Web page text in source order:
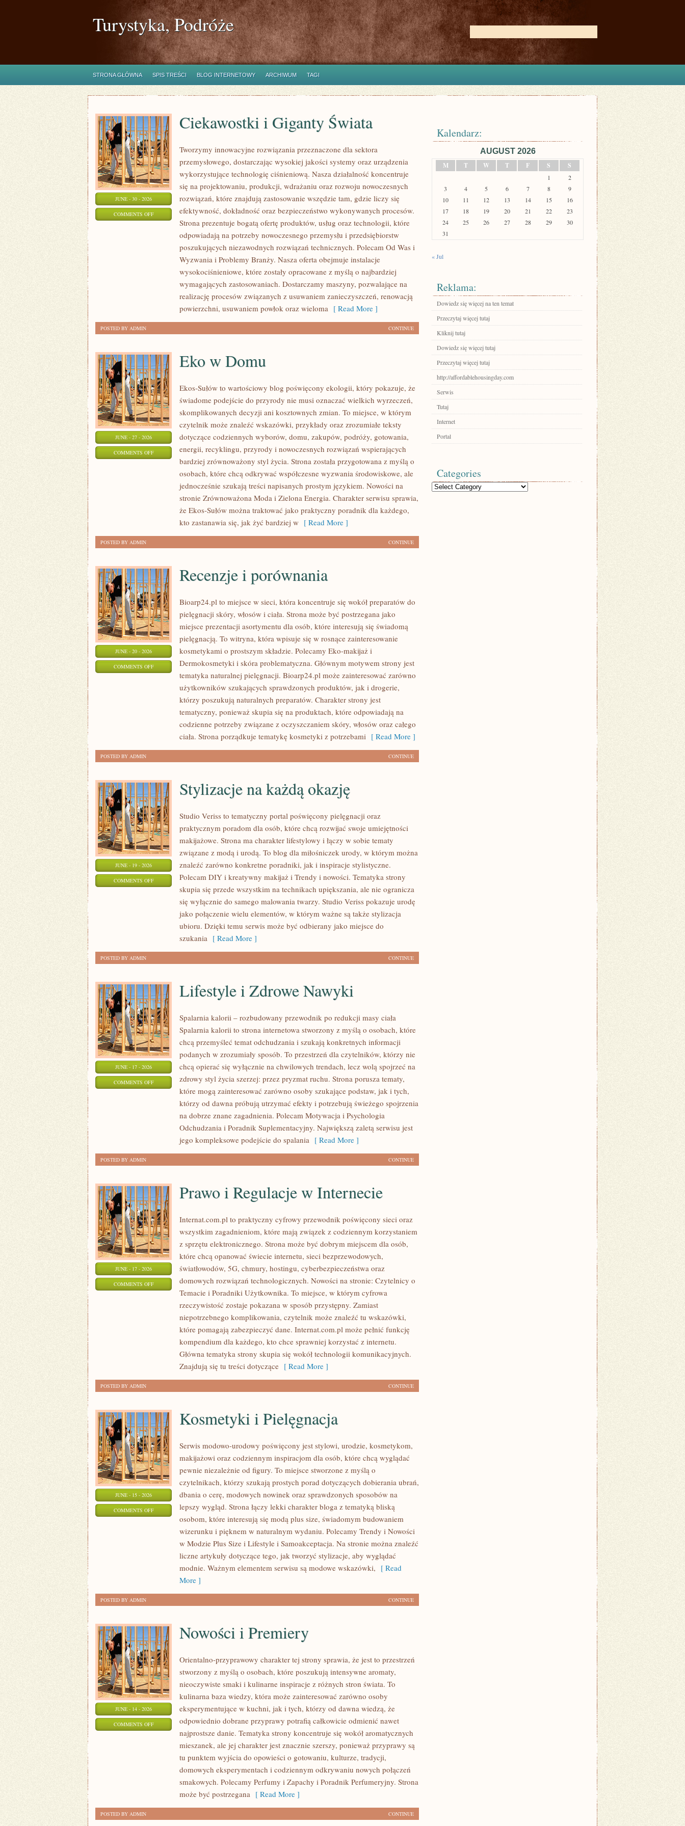
Turystyka, Podróże
STRONA GŁÓWNA SPIS TREŚCI BLOG INTERNETOWY ARCHIWUM TAGI
JUNE - 30 - 2026
COMMENTS OFFON
CIEKAWOSTKI
Ciekawostki i Giganty Świata
Tworzymy innowacyjne rozwiązania przeznaczone dla sektora
przemysłowego, dostarczając wysokiej jakości systemy oraz urządzenia
wykorzystujące technologię ciśnieniową. Nasza działalność koncentruje
się na projektowaniu, produkcji, wdrażaniu oraz rozwoju nowoczesnych
rozwiązań, które znajdują zastosowanie wszędzie tam, gdzie liczy się
efektywność, dokładność oraz bezpieczeństwo wykonywanych procesów.
Strona prezentuje bogatą ofertę produktów, usług oraz technologii, które
odpowiadają na potrzeby nowoczesnego przemysłu i przedsiębiorstw
poszukujących niezawodnych rozwiązań technicznych. Polecam Od Was i
Wyzwania i Problemy Branży. Nasza oferta obejmuje instalacje
wysokociśnieniowe, które zostały opracowane z myślą o najbardziej
wymagających zastosowaniach. Dostarczamy maszyny, pozwalające na
realizację procesów związanych z usuwaniem zanieczyszczeń, renowacją
powierzchni, usuwaniem powłok oraz wieloma [ Read More ]
CONTINUE
POSTED BY ADMIN
JUNE - 27 - 2026
COMMENTS OFFON
Eko w Domu
Ekos-Sułów to wartościowy blog poświęcony ekologii, który pokazuje, że
świadome podejście do przyrody nie musi oznaczać wielkich wyrzeczeń,
skomplikowanych decyzji ani kosztownych zmian. To miejsce, w którym
czytelnik może znaleźć wskazówki, przykłady oraz zrozumiałe teksty
dotyczące codziennych wyborów, domu, zakupów, podróży, gotowania,
energii, recyklingu, przyrody i nowoczesnych rozwiązań wspierających
bardziej zrównoważony styl życia. Strona została przygotowana z myślą o
osobach, które chcą odkrywać współczesne wyzwania środowiskowe, ale
jednocześnie szukają treści napisanych prostym językiem. Nowości na
stronie Zrównoważona Moda i Zielona Energia. Charakter serwisu sprawia,
że Ekos-Sułów można traktować jako praktyczny poradnik dla każdego,
kto zastanawia się, jak żyć bardziej w [ Read More ]
CONTINUE
POSTED BY ADMIN
JUNE - 20 - 2026
COMMENTS OFFON
PORÓWNANIA
Recenzje i porównania
Bioarp24.pl to miejsce w sieci, która koncentruje się wokół preparatów do
pielęgnacji skóry, włosów i ciała. Strona może być postrzegana jako
miejsce prezentacji asortymentu dla osób, które interesują się świadomą
pielęgnacją. To witryna, która wpisuje się w rosnące zainteresowanie
kosmetykami o prostszym składzie. Polecamy Eko-makijaż i
Dermokosmetyki i skóra problematyczna. Głównym motywem strony jest
tematyka naturalnej pielęgnacji. Bioarp24.pl może zainteresować zarówno
użytkowników szukających sprawdzonych produktów, jak i drogerie,
którzy poszukują naturalnych preparatów. Charakter strony jest
tematyczny, ponieważ skupia się na produktach, które odpowiadają na
codzienne potrzeby związane z oczyszczaniem skóry, włosów oraz całego
ciała. Strona porządkuje tematykę kosmetyki z potrzebami [ Read More ]
CONTINUE
POSTED BY ADMIN
JUNE - 19 - 2026
COMMENTS OFFON
STYLIZACJE
Stylizacje na każdą okazję
Studio Veriss to tematyczny portal poświęcony pielęgnacji oraz
praktycznym poradom dla osób, które chcą rozwijać swoje umiejętności
makijażowe. Strona ma charakter lifestylowy i łączy w sobie tematy
związane z modą i urodą. To blog dla miłośniczek urody, w którym można
znaleźć zarówno konkretne poradniki, jak i inspiracje stylistyczne.
Polecam DIY i kreatywny makijaż i Trendy i nowości. Tematyka strony
skupia się przede wszystkim na technikach upiększania, ale nie ogranicza
się wyłącznie do samego malowania twarzy. Studio Veriss pokazuje urodę
jako połączenie wielu elementów, w którym ważne są także stylizacja
ubioru. Dzięki temu serwis może być odbierany jako miejsce do
szukania [ Read More ]
CONTINUE
POSTED BY ADMIN
JUNE - 17 - 2026
COMMENTS OFFON
LIFESTYLE
Lifestyle i Zdrowe Nawyki
Spalarnia kalorii – rozbudowany przewodnik po redukcji masy ciała
Spalarnia kalorii to strona internetowa stworzony z myślą o osobach, które
chcą przemyśleć temat odchudzania i szukają konkretnych informacji
podanych w zrozumiały sposób. To przestrzeń dla czytelników, którzy nie
chcą opierać się wyłącznie na chwilowych trendach, lecz wolą spojrzeć na
zdrowy styl życia szerzej: przez pryzmat ruchu. Strona porusza tematy,
które mogą zainteresować zarówno osoby szukające podstaw, jak i tych,
którzy od dawna próbują utrzymać efekty i potrzebują świeżego spojrzenia
na dobrze znane zagadnienia. Polecam Motywacja i Psychologia
Odchudzania i Poradnik Suplementacyjny. Największą zaletą serwisu jest
jego kompleksowe podejście do spalania [ Read More ]
CONTINUE
POSTED BY ADMIN
JUNE - 17 - 2026
COMMENTS OFFON
REGULACJE
Prawo i Regulacje w Internecie
Internat.com.pl to praktyczny cyfrowy przewodnik poświęcony sieci oraz
wszystkim zagadnieniom, które mają związek z codziennym korzystaniem
z sprzętu elektronicznego. Strona może być dobrym miejscem dla osób,
które chcą opanować świecie internetu, sieci bezprzewodowych,
światłowodów, 5G, chmury, hostingu, cyberbezpieczeństwa oraz
domowych rozwiązań technologicznych. Nowości na stronie: Czytelnicy o
Temacie i Poradniki Użytkownika. To miejsce, w którym cyfrowa
rzeczywistość zostaje pokazana w sposób przystępny. Zamiast
niepotrzebnego komplikowania, czytelnik może znaleźć tu wskazówki,
które pomagają zabezpieczyć dane. Internat.com.pl może pełnić funkcję
kompendium dla każdego, kto chce sprawniej korzystać z internetu.
Główna tematyka strony skupia się wokół technologii komunikacyjnych.
Znajdują się tu treści dotyczące [ Read More ]
CONTINUE
POSTED BY ADMIN
JUNE - 15 - 2026
COMMENTS OFFON
KOSMETYKI
PIELĘGNACJA
Kosmetyki i Pielęgnacja
Serwis modowo-urodowy poświęcony jest stylowi, urodzie, kosmetykom,
makijażowi oraz codziennym inspiracjom dla osób, które chcą wyglądać
pewnie niezależnie od figury. To miejsce stworzone z myślą o
czytelnikach, którzy szukają prostych porad dotyczących dobierania ubrań,
dbania o cerę, modowych nowinek oraz sprawdzonych sposobów na
lepszy wygląd. Strona łączy lekki charakter bloga z tematyką bliską
osobom, które interesują się modą plus size, świadomym budowaniem
wizerunku i pięknem w naturalnym wydaniu. Polecamy Trendy i Nowości
w Modzie Plus Size i Lifestyle i Samoakceptacja. Na stronie można znaleźć
liczne artykuły dotyczące tego, jak tworzyć stylizacje, aby wyglądać
modnie. Ważnym elementem serwisu są modowe wskazówki, [ Read
More ]
CONTINUE
POSTED BY ADMIN
JUNE - 14 - 2026
COMMENTS OFFON
Nowości i Premiery
Orientalno-przyprawowy charakter tej strony sprawia, że jest to przestrzeń
stworzony z myślą o osobach, które poszukują intensywne aromaty,
nieoczywiste smaki i kulinarne inspiracje z różnych stron świata. To
kulinarna baza wiedzy, która może zainteresować zarówno osoby
eksperymentujące w kuchni, jak i tych, którzy od dawna wiedzą, że
odpowiednio dobrane przyprawy potrafią całkowicie odmienić nawet
najprostsze danie. Tematyka strony koncentruje się wokół aromatycznych
mieszanek, ale jej charakter jest znacznie szerszy, ponieważ przyprawy są
tu punktem wyjścia do opowieści o gotowaniu, kulturze, tradycji,
domowych eksperymentach i codziennym odkrywaniu nowych połączeń
smakowych. Polecamy Perfumy i Zapachy i Poradnik Perfumeryjny. Strona
może być postrzegana [ Read More ]
CONTINUE
POSTED BY ADMIN
Kalendarz:
AUGUST 2026
M
T W T F S S
1
2
3
4 5 6 7 8
9
10
11 12 13 14 15
16
17
18 19 20 21 22
23
24
25 26 27 28 29
30
31
« Jul
Reklama:
Dowiedz się więcej na ten temat
Przeczytaj więcej tutaj
Kliknij tutaj
Dowiedz się więcej tutaj
Przeczytaj więcej tutaj
http://affordablehousingday.com
Serwis
Tutaj
Internet
Portal
Categories
Categories